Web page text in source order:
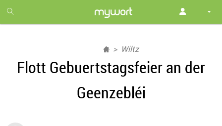
month
free
Wiltz
Flott Gebuertstagsfeier an der
Geenzebléi